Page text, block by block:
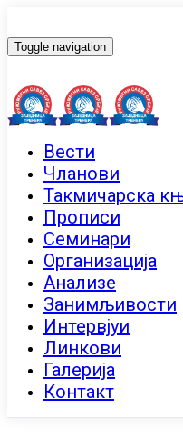
Toggle navigation
Вести
Чланови
Такмичарска
Прописи
Семинари
Организација
Анализе
Занимљивости
Интервјуи
Линкови
Галерија
Контакт